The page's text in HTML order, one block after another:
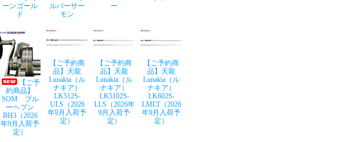
ーンゴール
ド
ルバーサー
モン
ー
【ご予
約商品】
SOM ブル
ーヘブン
BH3（2026
年9月入荷予
定）
【ご予約商
品】天龍
Lunakia（ル
ナキア）
LK512S-
ULS（2026
年9月入荷予
定）
【ご予約商
品】天龍
Lunakia（ル
ナキア）
LK5102S-
LLS（2026年
9月入荷予
定）
【ご予約商
品】天龍
Lunakia（ル
ナキア）
LK602S-
LMLT（2026
年9月入荷予
定）